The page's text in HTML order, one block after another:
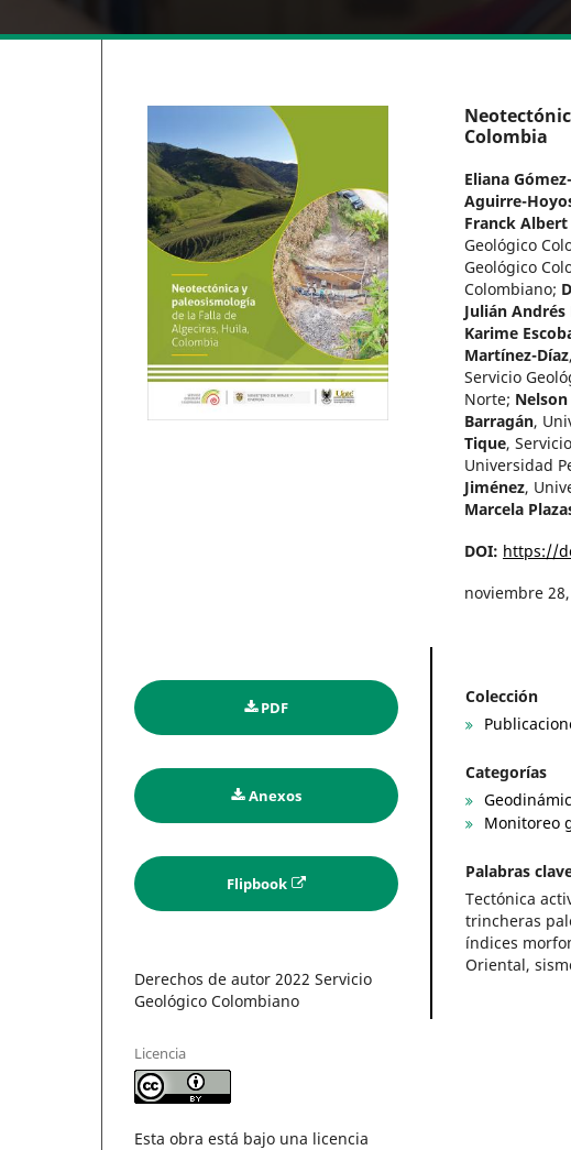
Colombia
Eliana
Aguirre-
Franck
Geológico
Geológico
Colombiano;
Julián Andrés
Karime
Martínez-Díaz,
Servicio
Norte;
Barragán,
Tique,
Universidad
Jiménez,
Marcela
DOI: https://
noviembre
PDF
Anexos
Flipbook
Derechos de autor 2022 Servicio
Geológico Colombiano
Licencia
Esta obra está bajo una licencia
Colección
Categorías
Monitoreo
Palabras
Tectónica
trincheras
índices
Oriental,